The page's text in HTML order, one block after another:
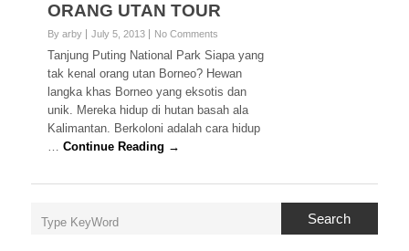
ORANG UTAN TOUR
By arby July 5, 2013 No Comments
Tanjung Puting National Park Siapa yang
tak kenal orang utan Borneo? Hewan
langka khas Borneo yang eksotis dan
unik. Mereka hidup di hutan basah ala
Kalimantan. Berkoloni adalah cara hidup
…Continue Reading →
Search